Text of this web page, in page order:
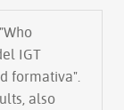
Who
IGT
formativa".
also